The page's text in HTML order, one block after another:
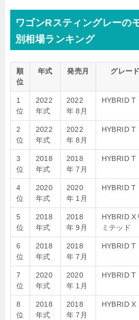
ワゴンRスティングレーの
別相場ランキング
順
位
年式 発売月 グレード
1
位
2022
年式
2022
年 8月
HYBRID T
2
位
2022
年式
2022
年 8月
HYBRID T
3
位
2018
年式
2018
年 7月
HYBRID T
4
位
2020
年式
2020
年 1月
HYBRID T
5
位
2018
年式
2018
年 9月
HYBRID X
ミテッド
6
位
2018
年式
2018
年 7月
HYBRID T
7
位
2020
年式
2020
年 1月
HYBRID T
8
位
2018
年式
2018
年 7月
HYBRID X